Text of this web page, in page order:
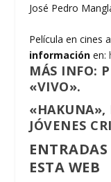
José Pedro
Película en cines
información en:
MÁS INFO:
«VIVO».
«HAKUNA»,
JÓVENES
ESTA WEB